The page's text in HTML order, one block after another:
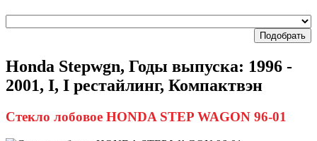
Подобрать
Honda Stepwgn, Годы выпуска: 1996 -
2001, I, I рестайлинг, Компактвэн
Стекло лобовое HONDA STEP WAGON 96-01